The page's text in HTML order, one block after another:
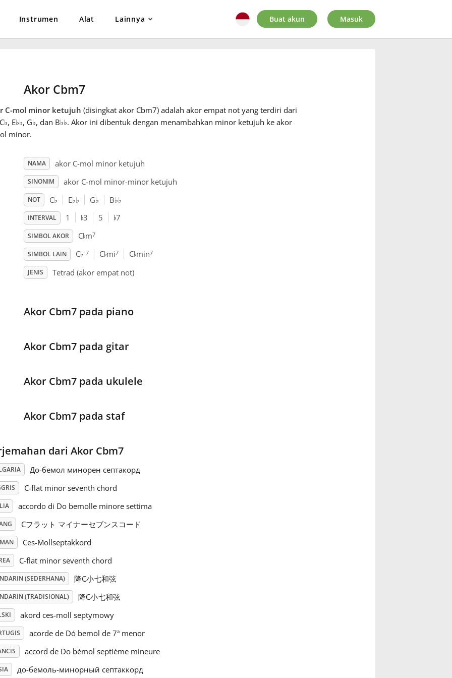
Instrumen Alat Lainnya Buat akun Masuk
Akor Cbm7
C-mol minor ketujuh (disingkat akor Cbm7) adalah akor empat not yang terdiri dari
♭, E♭♭, G♭, dan B♭♭. Akor ini dibentuk dengan menambahkan minor ketujuh ke akor
minor.
NAMA akor C-mol minor ketujuh
SINONIM akor C-mol minor-minor ketujuh
NOT C♭ E♭♭ G♭ B♭♭
INTERVAL 1 ♭3 5 ♭7
SIMBOL AKOR C♭m7
SIMBOL LAIN C♭–7 C♭mi7 C♭min7
JENIS Tetrad (akor empat not)
Akor Cbm7 pada piano
Akor Cbm7 pada gitar
Akor Cbm7 pada ukulele
Akor Cbm7 pada staf
dari Akor Cbm7
До-бемол минорен септакорд
C-flat minor seventh chord
accordo di Do bemolle minore settima
Cフラット マイナーセブンスコード
Ces-Mollseptakkord
C-flat minor seventh chord
(SEDERHANA) 降C小七和弦
(TRADISIONAL) 降C小七和弦
akord ces-moll septymowy
acorde de Dó bemol de 7ª menor
accord de Do bémol septième mineure
до-бемоль-минорный септаккорд